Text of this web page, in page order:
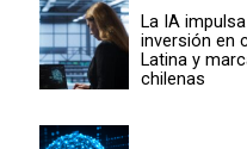
La IA
inversión en
Latina y
chilenas